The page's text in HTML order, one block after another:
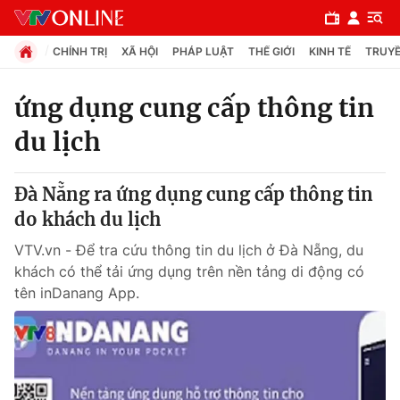
Chuyên mục
Chính trị
Xã hội
Pháp luật
Y tế
Thế giới
CHÍNH TRỊ XÃ HỘI PHÁP LUẬT THẾ GIỚI KINH TẾ
ứng dụng cung cấp thông tin
du lịch
Đà Nẵng ra ứng dụng cung cấp thông tin
do khách du lịch
VTV.vn - Để tra cứu thông tin du lịch ở Đà Nẵng, du
khách có thể tải ứng dụng trên nền tảng di động có
tên inDanang App.